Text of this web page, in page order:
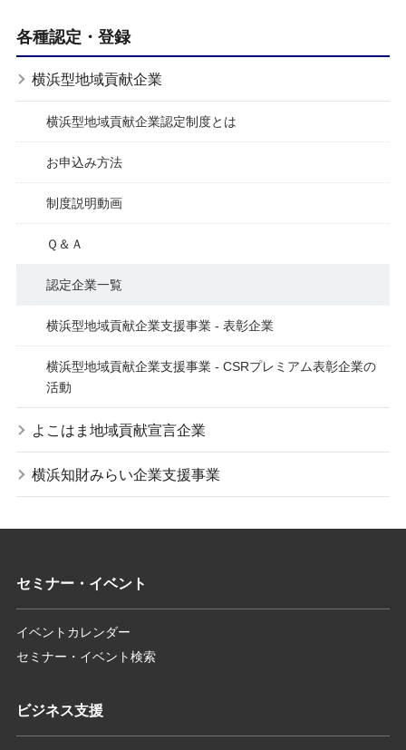
各種認定・登録
横浜型地域貢献企業
横浜型地域貢献企業認定制度とは
お申込み方法
制度説明動画
Ｑ＆Ａ
認定企業一覧
横浜型地域貢献企業支援事業 - 表彰企業
横浜型地域貢献企業支援事業 - CSRプレミアム表彰企業の
活動
よこはま地域貢献宣言企業
横浜知財みらい企業支援事業
セミナー・イベント
イベントカレンダー
セミナー・イベント検索
ビジネス支援